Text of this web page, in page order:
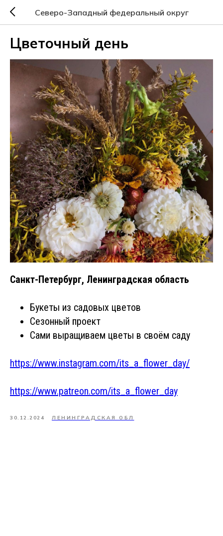
Северо-Западный федеральный округ
Цветочный день
Санкт-Петербург, Ленинградская область
Букеты из садовых цветов
Сезонный проект
Сами выращиваем цветы в своём саду
https://www.instagram.com/its_a_flower_day/
https://www.patreon.com/its_a_flower_day
30.12.2024 ЛЕНИНГРАДСКАЯ ОБЛ